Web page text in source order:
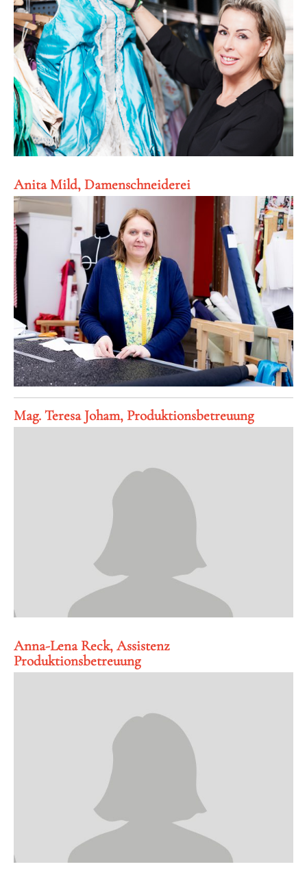
Anita Mild, Damenschneiderei
Mag. Teresa Joham, Produktionsbetreuung
Anna-Lena Reck, Assistenz
Produktionsbetreuung